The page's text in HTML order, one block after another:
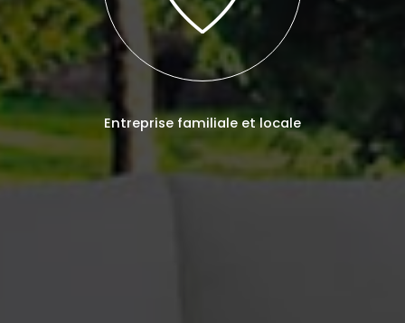
Entreprise familiale et locale